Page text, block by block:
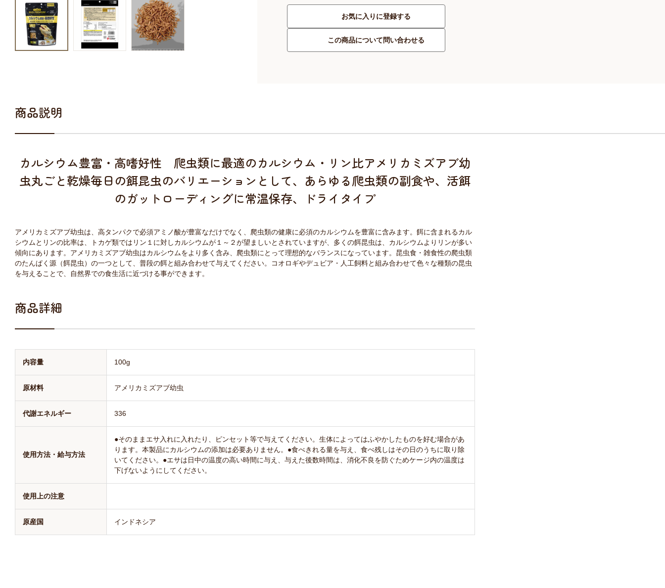
お気に入りに登録する
この商品について問い合わせる
商品説明
カルシウム豊富・高嗜好性 爬虫類に最適のカルシウム・リン比アメリカミズアブ幼
虫丸ごと乾燥毎日の餌昆虫のバリエーションとして、あらゆる爬虫類の副食や、活餌
のガットローディングに常温保存、ドライタイプ
アメリカミズアブ幼虫は、高タンパクで必須アミノ酸が豊富なだけでなく、爬虫類の健康に必須のカルシウムを豊富に含みます。餌に含まれるカル
シウムとリンの比率は、トカゲ類ではリン１に対しカルシウムが１～２が望ましいとされていますが、多くの餌昆虫は、カルシウムよりリンが多い
傾向にあります。アメリカミズアブ幼虫はカルシウムをより多く含み、爬虫類にとって理想的なバランスになっています。昆虫食・雑食性の爬虫類
のたんぱく源（餌昆虫）の一つとして、普段の餌と組み合わせて与えてください。コオロギやデュビア・人工飼料と組み合わせて色々な種類の昆虫
を与えることで、自然界での食生活に近づける事ができます。
商品詳細
内容量 100g
原材料 アメリカミズアブ幼虫
代謝エネルギー 336
使用方法・給与方法
●そのままエサ入れに入れたり、ピンセット等で与えてください。生体によってはふやかしたものを好む場合があ
ります。本製品にカルシウムの添加は必要ありません。●食べきれる量を与え、食べ残しはその日のうちに取り除
いてください。●エサは日中の温度の高い時間に与え、与えた後数時間は、消化不良を防ぐためケージ内の温度は
下げないようにしてください。
使用上の注意
原産国 インドネシア